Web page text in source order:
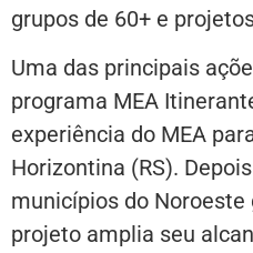
grupos de 60+ e
Uma das principais
programa MEA
experiência do MEA
Horizontina (RS).
municípios do Noroeste
projeto amplia seu